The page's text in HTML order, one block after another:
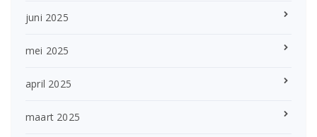
juni 2025
mei 2025
april 2025
maart 2025